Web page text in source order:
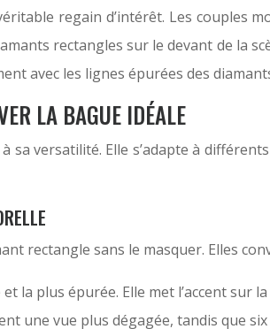
regain d’intérêt. Les couples
rectangles sur le devant de la
avec les lignes épurées des
LA BAGUE IDÉALE
sa versatilité. Elle s’adapte à
rectangle sans le masquer. Elles
la plus épurée. Elle met l’accent sur
une vue plus dégagée, tandis que